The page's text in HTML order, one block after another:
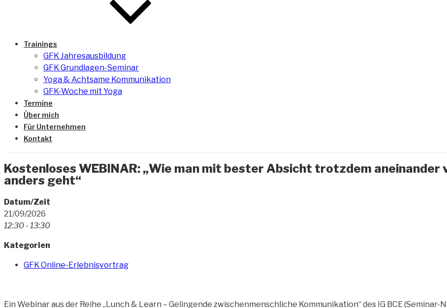
Trainings
GFK Jahresausbildung
GFK Grundlagen-Seminar
Yoga & Achtsame Kommunikation
GFK-Woche mit Yoga
Termine
Über mich
Für Unternehmen
Kontakt
Kostenloses WEBINAR: „Wie man mit bester Absicht trotzdem aneinander
anders geht“
Datum/Zeit
21/09/2026
12:30 - 13:30
Kategorien
GFK Online-Erlebnisvortrag
Ein Webinar aus der Reihe „Lunch & Learn – Gelingende zwischenmenschliche Kommunikation“ des IG BCE (Seminar-